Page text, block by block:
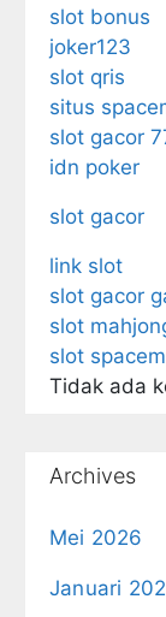
slot bonus
joker123
slot qris
situs
slot gacor
idn poker
slot gacor
link slot
slot gacor
slot
slot
Tidak ada
Archives
Mei 2026
Januari